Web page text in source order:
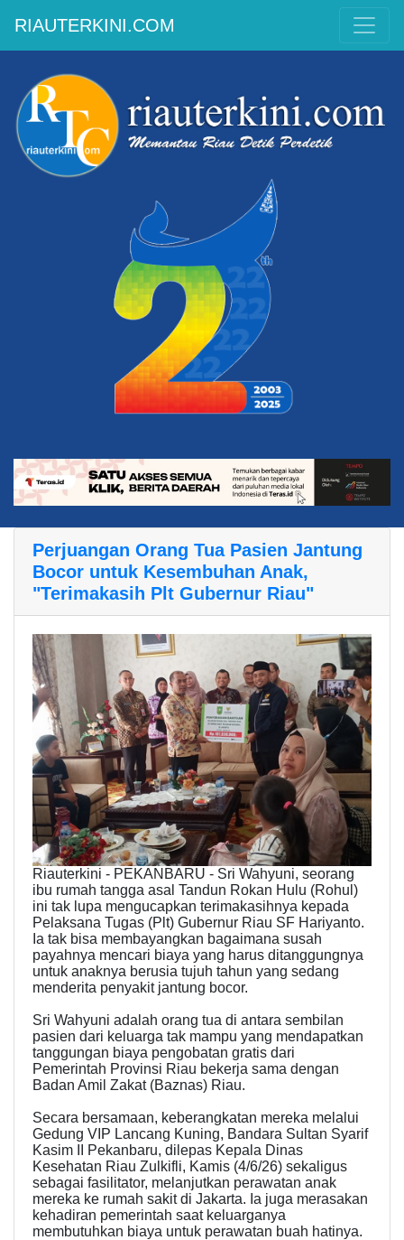
RIAUTERKINI.COM
Perjuangan Orang Tua Pasien Jantung
Bocor untuk Kesembuhan Anak,
"Terimakasih Plt Gubernur Riau"
Riauterkini - PEKANBARU - Sri Wahyuni, seorang
ibu rumah tangga asal Tandun Rokan Hulu (Rohul)
ini tak lupa mengucapkan terimakasihnya kepada
Pelaksana Tugas (Plt) Gubernur Riau SF Hariyanto.
Ia tak bisa membayangkan bagaimana susah
payahnya mencari biaya yang harus ditanggungnya
untuk anaknya berusia tujuh tahun yang sedang
menderita penyakit jantung bocor.
Sri Wahyuni adalah orang tua di antara sembilan
pasien dari keluarga tak mampu yang mendapatkan
tanggungan biaya pengobatan gratis dari
Pemerintah Provinsi Riau bekerja sama dengan
Badan Amil Zakat (Baznas) Riau.
Secara bersamaan, keberangkatan mereka melalui
Gedung VIP Lancang Kuning, Bandara Sultan Syarif
Kasim II Pekanbaru, dilepas Kepala Dinas
Kesehatan Riau Zulkifli, Kamis (4/6/26) sekaligus
sebagai fasilitator, melanjutkan perawatan anak
mereka ke rumah sakit di Jakarta. Ia juga merasakan
kehadiran pemerintah saat keluarganya
membutuhkan biaya untuk perawatan buah hatinya.